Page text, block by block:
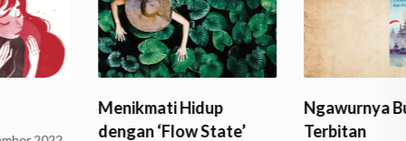
Menikmati Hidup
dengan ‘Flow State’
Ngawurnya Buku
Terbitan